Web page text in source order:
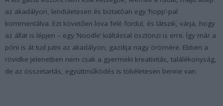
az akadályon, lendületesen és biztatóan egy ’hopp’-pal
kommentálva. Ezt követően lova felé fordul, és látszik, várja, hogy
az állat is lépjen – egy ’Noodle’ kiáltással ösztönzi is erre. Így már a
póni is át tud jutni az akadályon, gazdija nagy örömére. Ebben a
rövidke jelenetben nem csak a gyermeki kreativitás, találékonyság,
de az összetartás, együttműködés is tökéletesen benne van.